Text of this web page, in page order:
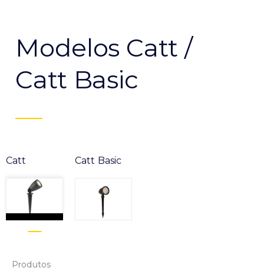
Modelos Catt /
Catt Basic
Catt Catt Basic
Produtos